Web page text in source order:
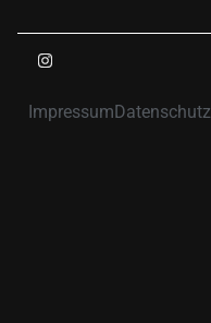
ImpressumDatenschutz